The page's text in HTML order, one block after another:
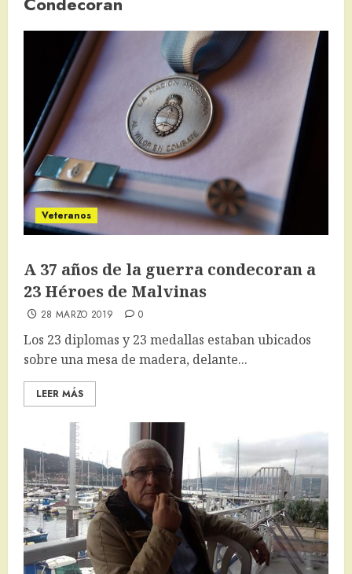
Veteranos
A 37 años de la guerra condecoran a
23 Héroes de Malvinas
28 MARZO 2019 0
Los 23 diplomas y 23 medallas estaban ubicados
sobre una mesa de madera, delante...
LEER MÁS